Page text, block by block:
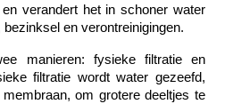
verandert het in schoner water
en verontreinigingen.
manieren: fysieke filtratie en
filtratie wordt water gezeefd,
om grotere deeltjes te